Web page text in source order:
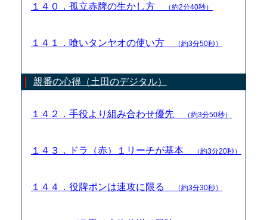
１４０．孤立赤牌の生かし方 （約2分40秒）
１４１．喰いタンヤオの使い方 （約3分50秒）
親番の心得（土田のデジタル）
１４２．手役より組み合わせ優先 （約3分50秒）
１４３．ドラ（赤）１リーチが基本 （約3分20秒）
１４４．役牌ポンは速攻に限る （約3分30秒）